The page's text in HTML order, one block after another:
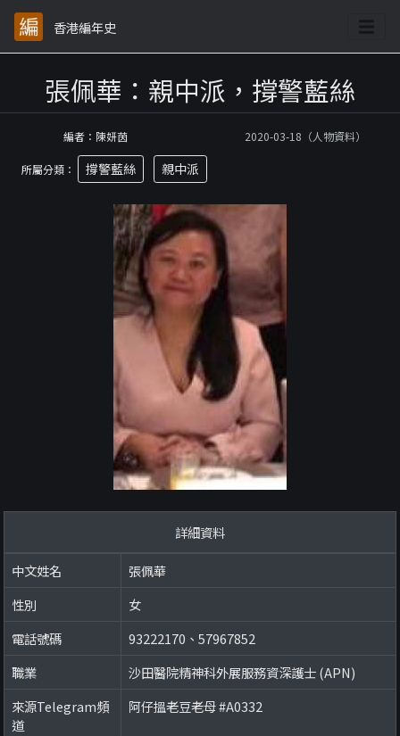
香港編年史
張佩華：親中派，撐警藍絲
編者：陳妍茵 2020-03-18（人物資料）
所屬分類： 撐警藍絲 親中派
詳細資料
中文姓名
張佩華
性別
女
電話號碼
93222170、57967852
職業
沙田醫院精神科外展服務資深護士 (APN)
來源Telegram頻
道
阿仔搵老豆老母 #A0332